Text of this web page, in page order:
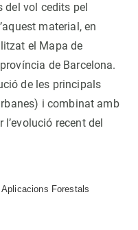
vol cedits pel
material, en
el Mapa de
de Barcelona.
de les principals
i combinat amb
recent del
Forestals